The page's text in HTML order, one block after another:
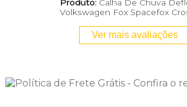
Produto:Calha De Chuva
Volkswagen Fox Spacefox
Ver mais avaliações